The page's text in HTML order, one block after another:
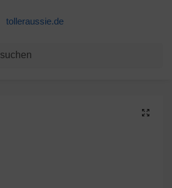
tolleraussie.de
dibea Hundebett Hundekissen Hundekörbchen mit Wendekissen Größe XL Farbe grau/schwarz